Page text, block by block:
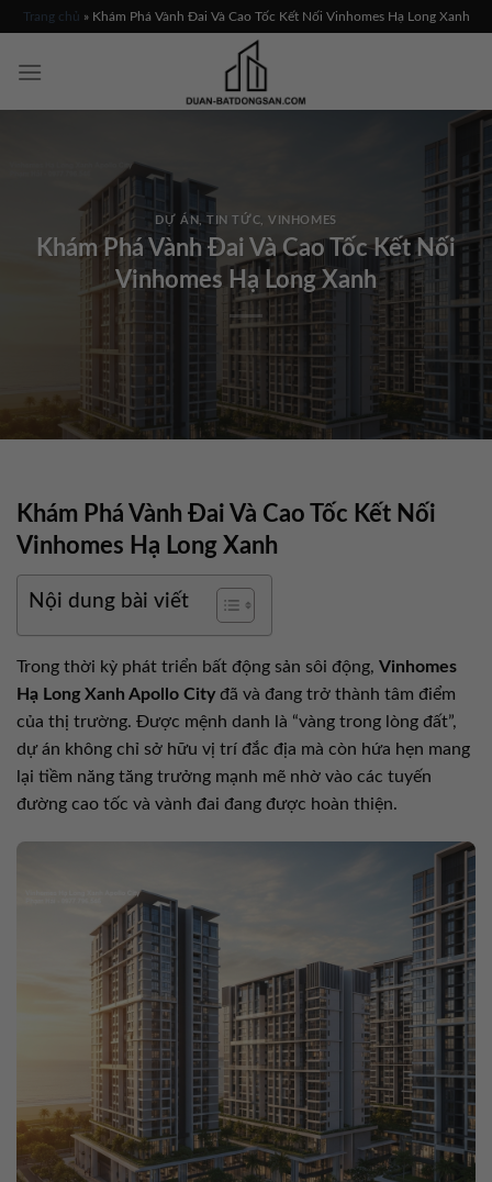
Skip
content
Trang chủ » Khám Phá Vành Đai Và Cao Tốc Kết Nối Vinhomes Hạ Long Xanh
DỰ ÁN,TIN TỨC,VINHOMES
Khám Phá Vành Đai Và Cao Tốc Kết Nối
Vinhomes Hạ Long Xanh
Khám Phá Vành Đai Và Cao Tốc Kết Nối
Vinhomes Hạ Long Xanh
Nội dung bài viết
Trong thời kỳ phát triển bất động sản sôi động, Vinhomes
Hạ Long Xanh Apollo City đã và đang trở thành tâm điểm
của thị trường. Được mệnh danh là “vàng trong lòng đất”,
dự án không chỉ sở hữu vị trí đắc địa mà còn hứa hẹn mang
lại tiềm năng tăng trưởng mạnh mẽ nhờ vào các tuyến
đường cao tốc và vành đai đang được hoàn thiện.